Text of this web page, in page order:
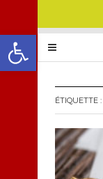
Ouvrir la barre d’outils
ÉTIQUETTE :